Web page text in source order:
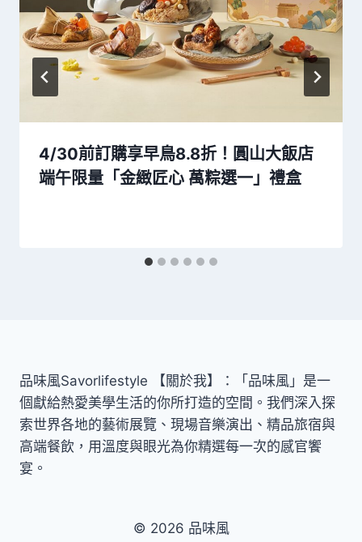
4/30前訂購享早鳥8.8折！圓山大飯店
端午限量「金緻匠心 萬粽選一」禮盒
品味風Savorlifestyle 【關於我】：「品味風」是一
個獻給熱愛美學生活的你所打造的空間。我們深入探
索世界各地的藝術展覽、現場音樂演出、精品旅宿與
高端餐飲，用溫度與眼光為你精選每一次的感官饗
宴。
© 2026 品味風